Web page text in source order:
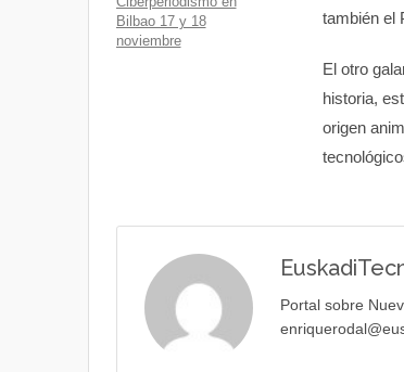
Bilbao 17 y 18
noviembre
también el
El otro
historia,
origen
Portal sobre